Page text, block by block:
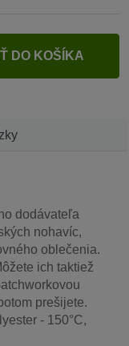
DO KOŠÍKA
dodávateľa
nohavíc,
oblečenia.
ich taktiež
prešijete.
- 150°C,